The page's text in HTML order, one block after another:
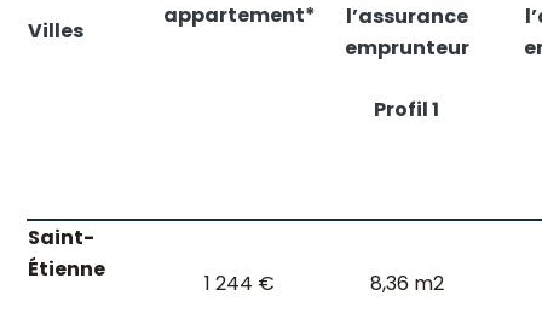
Villes
appartement*
l’assurance
emprunteur
Profil 1
Saint-
Étienne
1 244 € 8,36 m2